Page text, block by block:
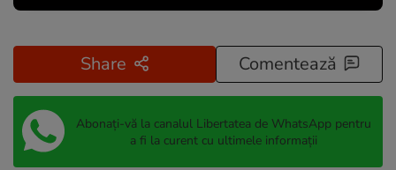
Share Comentează
Abonați-vă la canalul Libertatea de WhatsApp pentru
a fi la curent cu ultimele informații